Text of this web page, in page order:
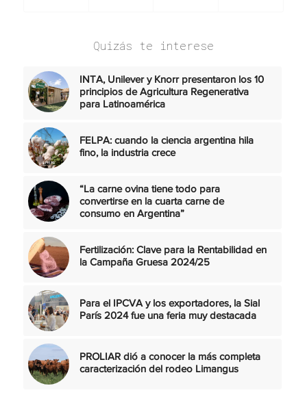
Quizás te interese
INTA, Unilever y Knorr presentaron los 10
principios de Agricultura Regenerativa
para Latinoamérica
FELPA: cuando la ciencia argentina hila
fino, la industria crece
“La carne ovina tiene todo para
convertirse en la cuarta carne de
consumo en Argentina”
Fertilización: Clave para la Rentabilidad en
la Campaña Gruesa 2024/25
Para el IPCVA y los exportadores, la Sial
París 2024 fue una feria muy destacada
PROLIAR dió a conocer la más completa
caracterización del rodeo Limangus